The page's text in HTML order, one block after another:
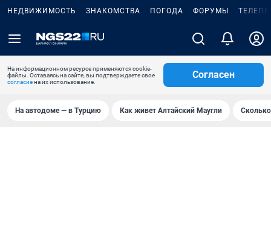
НЕДВИЖИМОСТЬ ЗНАКОМСТВА ПОГОДА ФОРУМЫ
На информационном ресурсе применяются cookie-
файлы. Оставаясь на сайте, вы подтверждаете свое
согласиена их использование.
Согласен
На автодоме — в Турцию Как живет Алтайский Маугли